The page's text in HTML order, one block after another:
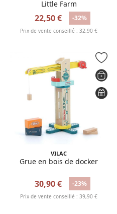
Little Farm
22,50 € -32%
Prix de vente conseillé : 32,90 €
VILAC
Grue en bois de docker
30,90 € -23%
Prix de vente conseillé : 39,90 €